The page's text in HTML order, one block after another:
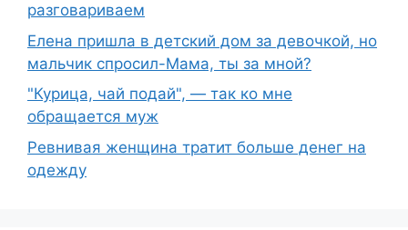
разговариваем
Елена пришла в детский дом за девочкой, но
мальчик спросил-Мама, ты за мной?
"Курица, чай подай", — так ко мне
обращается муж
Ревнивая женщина тратит больше денег на
одежду